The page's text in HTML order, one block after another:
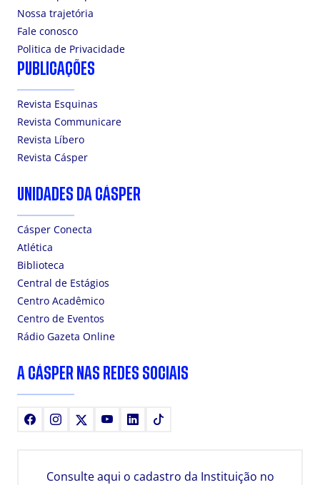
Nossa trajetória
Fale conosco
Politica de Privacidade
PUBLICAÇÕES
Revista Esquinas
Revista Communicare
Revista Líbero
Revista Cásper
UNIDADES DA CÁSPER
Cásper Conecta
Atlética
Biblioteca
Central de Estágios
Centro Acadêmico
Centro de Eventos
Rádio Gazeta Online
A CÁSPER NAS REDES SOCIAIS
FacebookInstagram YoutubeLinkedIn
Consulte aqui o cadastro da Instituição no